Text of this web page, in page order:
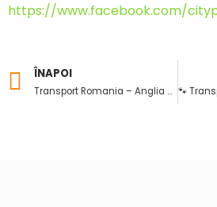
https://www.facebook.com/
Prev
ÎNAPOI
Transport Romania – Anglia pentru Eva, un catel fericit